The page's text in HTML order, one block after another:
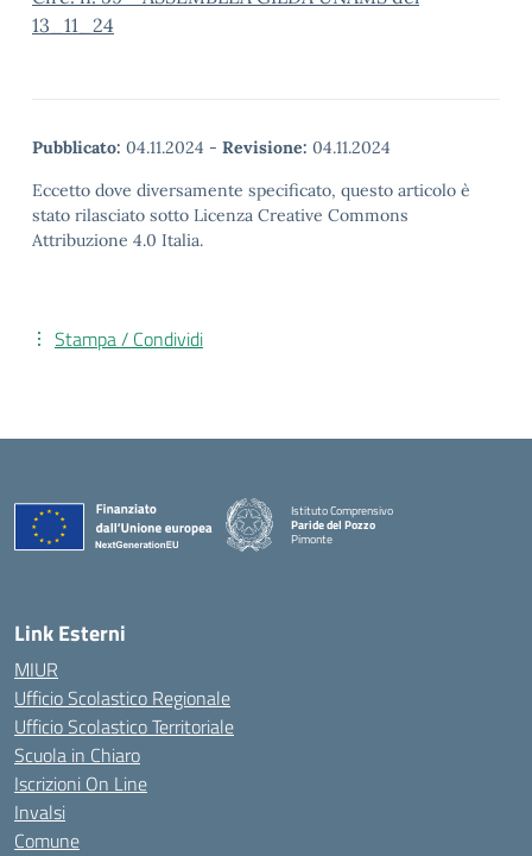
13_11_24
Pubblicato: 04.11.2024 - Revisione: 04.11.2024
Eccetto dove diversamente specificato, questo articolo è
stato rilasciato sotto Licenza Creative Commons
Attribuzione 4.0 Italia.
Stampa / Condividi
Istituto Comprensivo
Paride del Pozzo
Pimonte
Link Esterni
MIUR
Ufficio Scolastico Regionale
Ufficio Scolastico Territoriale
Scuola in Chiaro
Iscrizioni On Line
Invalsi
Comune